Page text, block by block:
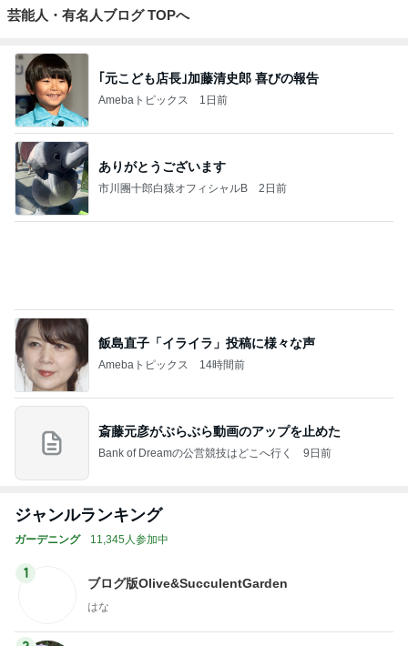
芸能人・有名人ブログ TOPへ
｢元こども店長｣加藤清史郎 喜びの報告
Amebaトピックス 1日前
ありがとうございます
市川團十郎白猿オフィシャルB 2日前
斎藤元彦がぶらぶら動画のアップを止めた
Bank of Dreamの公営競技はどこへ行く
ジャンルランキング
ガーデニング 11,345人参加中
はな
izurin
3